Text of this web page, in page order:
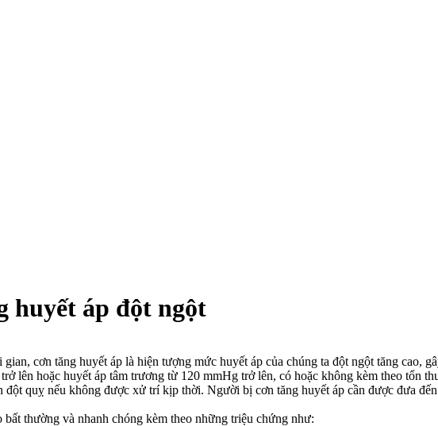
huyết áp đột ngột
cơn tăng huyết áp là hiện tượng mức huyết áp của chúng ta đột ngột tăng cao,
hoặc huyết áp tâm trương từ 120 mmHg trở lên, có hoặc không kèm theo tổn
đột quỵ nếu không được xử trí kịp thời. Người bị cơn tăng huyết áp cần được đưa
thường và nhanh chóng kèm theo những triệu chứng như: